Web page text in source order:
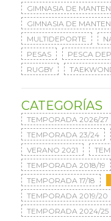
GIMNASIA DE
GIMNASIA DE
MULTIDEPORTE
PESAS
PESCA
RUGBY
CATEGORÍAS
TEMPORADA 2026/27
TEMPORADA 23/24
VERANO 2021
TEMPORADA 2018/19
TEMPORADA 17/18
TEMPORADA 2019/20
TEMPORADA 2024/25